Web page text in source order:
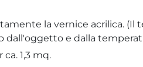
la vernice acrilica. (Il
dall'oggetto e dalla
1,3 mq.